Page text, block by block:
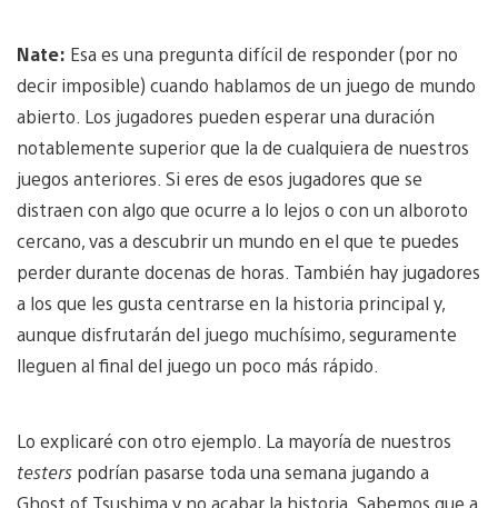
Nate: Esa es una pregunta difícil de responder (por no
decir imposible) cuando hablamos de un juego de mundo
abierto. Los jugadores pueden esperar una duración
notablemente superior que la de cualquiera de nuestros
juegos anteriores. Si eres de esos jugadores que se
distraen con algo que ocurre a lo lejos o con un alboroto
cercano, vas a descubrir un mundo en el que te puedes
perder durante docenas de horas. También hay jugadores
a los que les gusta centrarse en la historia principal y,
aunque disfrutarán del juego muchísimo, seguramente
lleguen al final del juego un poco más rápido.
Lo explicaré con otro ejemplo. La mayoría de nuestros
testers podrían pasarse toda una semana jugando a
Ghost of Tsushima y no acabar la historia. Sabemos que a